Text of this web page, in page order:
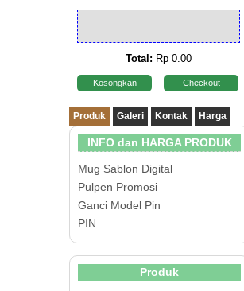
Total: Rp 0.00
Kosongkan Checkout
Produk Galeri Kontak Harga
INFO dan HARGA PRODUK
Mug Sablon Digital
Pulpen Promosi
Ganci Model Pin
PIN
Produk